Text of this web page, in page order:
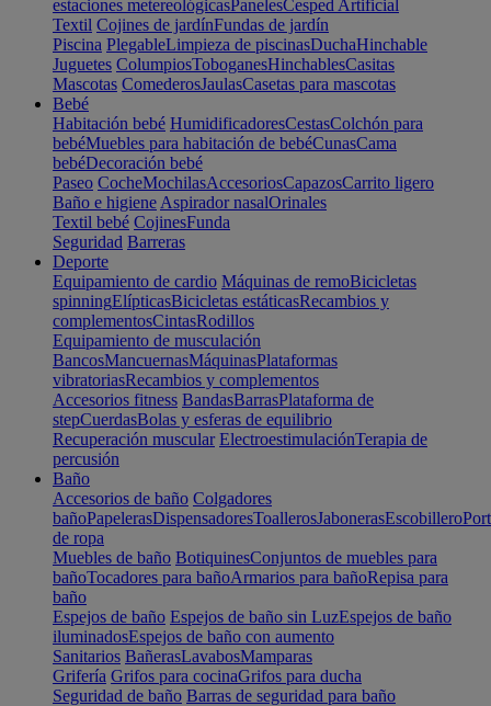
estaciones metereológicasPanelesCesped Artificial
Textil Cojines de jardínFundas de jardín
Piscina PlegableLimpieza de piscinasDuchaHinchable
Juguetes ColumpiosToboganesHinchablesCasitas
Mascotas ComederosJaulasCasetas para mascotas
Bebé
Habitación bebé HumidificadoresCestasColchón para
bebéMuebles para habitación de bebéCunasCama
bebéDecoración bebé
Paseo CocheMochilasAccesoriosCapazosCarrito ligero
Baño e higiene Aspirador nasalOrinales
Textil bebé CojinesFunda
Seguridad Barreras
Deporte
Equipamiento de cardio Máquinas de remoBicicletas
spinningElípticasBicicletas estáticasRecambios y
complementosCintasRodillos
Equipamiento de musculación
BancosMancuernasMáquinasPlataformas
vibratoriasRecambios y complementos
Accesorios fitness BandasBarrasPlataforma de
stepCuerdasBolas y esferas de equilibrio
Recuperación muscular ElectroestimulaciónTerapia de
percusión
Baño
Accesorios de baño Colgadores
bañoPapelerasDispensadoresToallerosJabonerasEscobillero
de ropa
Muebles de baño BotiquinesConjuntos de muebles para
bañoTocadores para bañoArmarios para bañoRepisa para
baño
Espejos de baño Espejos de baño sin LuzEspejos de baño
iluminadosEspejos de baño con aumento
Sanitarios BañerasLavabosMamparas
Grifería Grifos para cocinaGrifos para ducha
Seguridad de baño Barras de seguridad para baño